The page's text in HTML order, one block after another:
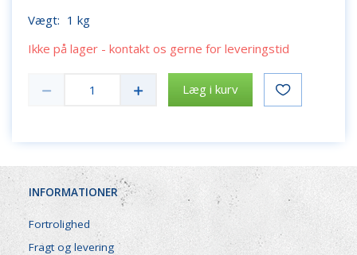
Vægt: 1 kg
Ikke på lager - kontakt os gerne for leveringstid
Læg i kurv
INFORMATIONER
Fortrolighed
Fragt og levering